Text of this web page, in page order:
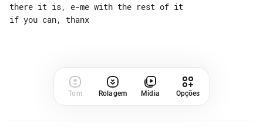
there it is, e-me with the rest of it
if you can, thanx
Tom Rolagem Mídia Opções